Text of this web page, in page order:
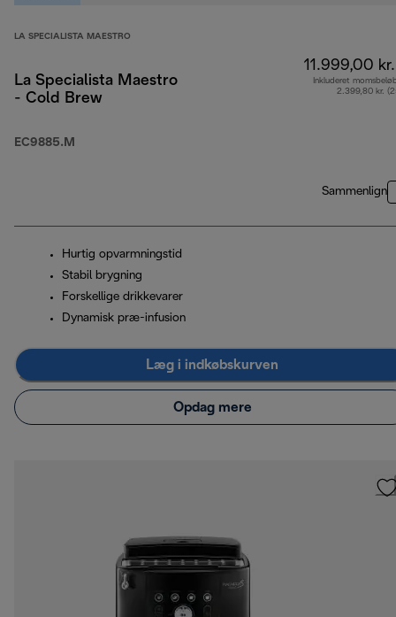
LA SPECIALISTA MAESTRO
La Specialista Maestro
- Cold Brew
EC9885.M
11.999,00 kr.
Inkluderet
2.399,80 kr.
Sammenlign
Hurtig opvarmningstid
Stabil brygning
Forskellige drikkevarer
Dynamisk præ-infusion
Læg i indkøbskurven
Opdag mere